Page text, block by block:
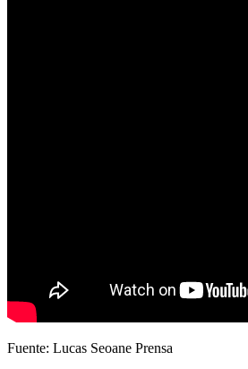
Fuente: Lucas Seoane Prensa